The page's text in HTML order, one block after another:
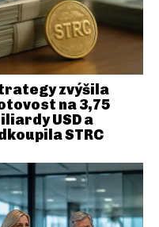
zvýšila
na 3,75
USD a
STRC